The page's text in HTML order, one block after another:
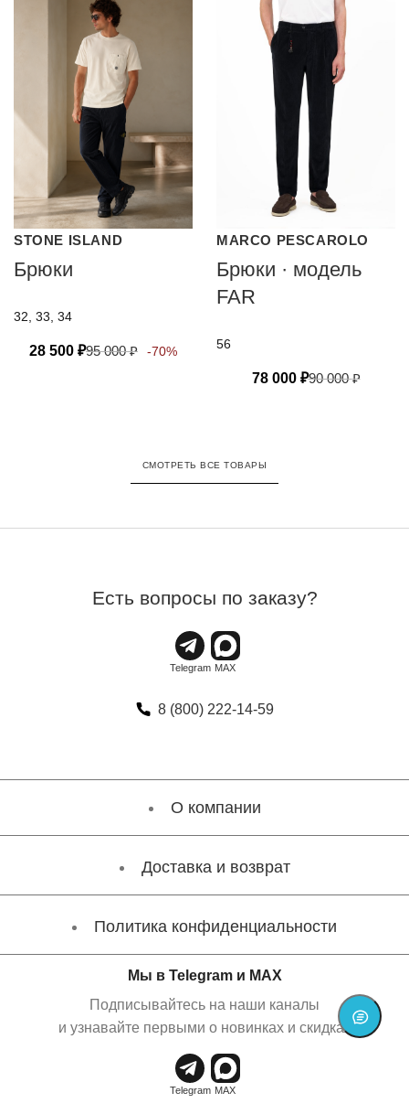
STONE ISLAND
Брюки
32, 33, 34
28 500 ₽95 000₽ -70%
MARCO PESCAROLO
Брюки · модель
FAR
56
78 000 ₽90 000₽
СМОТРЕТЬ ВСЕ ТОВАРЫ
Есть вопросы по заказу?
8 (800) 222-14-59
О компании
Доставка и возврат
Политика конфиденциальности
Мы в Telegram и MAX
Подписывайтесь на наши каналы
и узнавайте первыми о новинках и скидках